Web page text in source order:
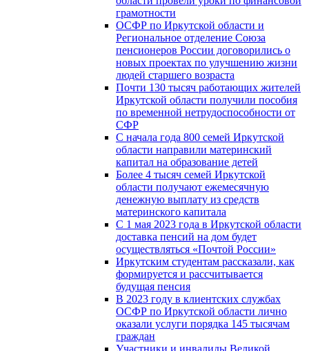
грамотности
ОСФР по Иркутской области и
Региональное отделение Союза
пенсионеров России договорились о
новых проектах по улучшению жизни
людей старшего возраста
Почти 130 тысяч работающих жителей
Иркутской области получили пособия
по временной нетрудоспособности от
СФР
С начала года 800 семей Иркутской
области направили материнский
капитал на образование детей
Более 4 тысяч семей Иркутской
области получают ежемесячную
денежную выплату из средств
материнского капитала
С 1 мая 2023 года в Иркутской области
доставка пенсий на дом будет
осуществляться «Почтой России»
Иркутским студентам рассказали, как
формируется и рассчитывается
будущая пенсия
В 2023 году в клиентских службах
ОСФР по Иркутской области лично
оказали услуги порядка 145 тысячам
граждан
Участники и инвалиды Великой